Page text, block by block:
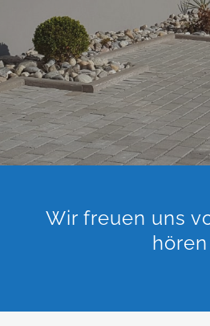
Kontakt
Wir freuen uns
hören